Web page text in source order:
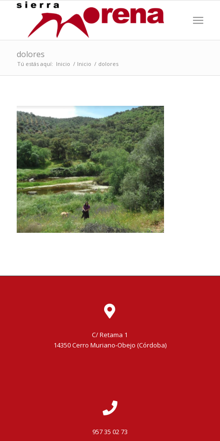
dolores
Tú estás aquí: Inicio / Inicio / dolores
C/ Retama 1
14350 Cerro Muriano-Obejo (Córdoba)
957 35 02 73